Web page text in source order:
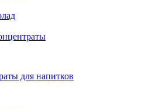
для напитков